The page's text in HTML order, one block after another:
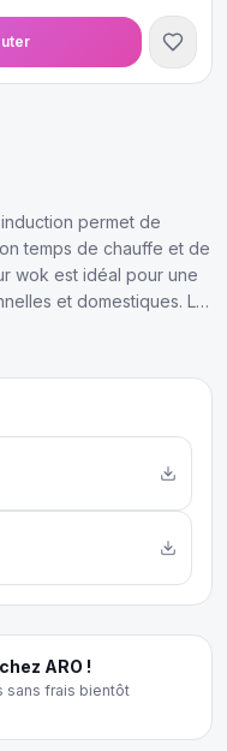
permet de
temps de chauffe et de
wok est idéal pour une
et domestiques. La
grande précision pour
ARO !
sans frais bientôt